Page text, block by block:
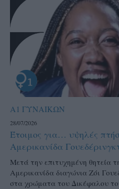
Α1 ΓΥΝΑΙΚΩΝ
28/07/2026
Έτοιμος για… υψηλές
Αμερικανίδα
Μετά την επιτυχημένη θητεία
Αμερικανίδα διαγώνια Ζόι
στα χρώματα του Δικέφαλου